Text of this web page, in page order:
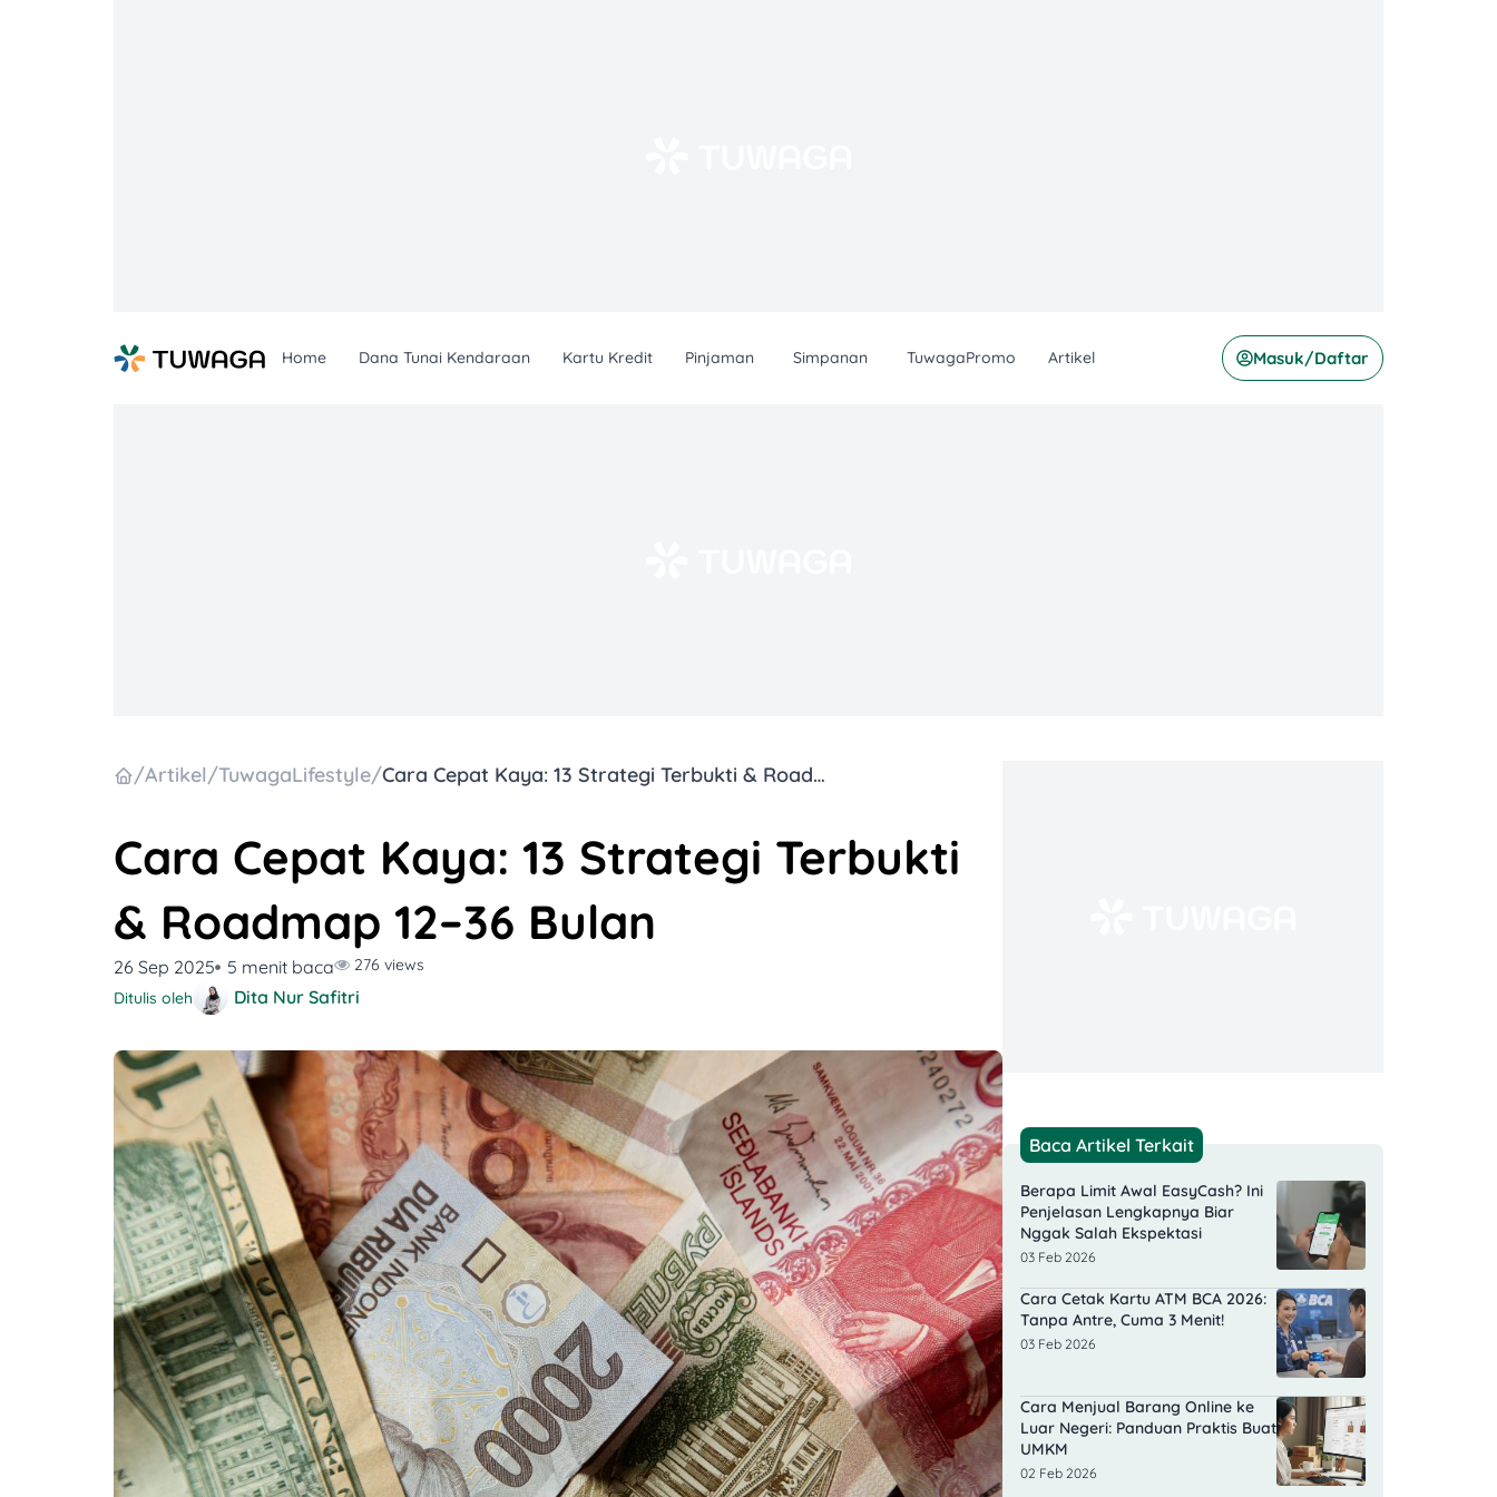
Home Dana Tunai Kendaraan Kartu Kredit Pinjaman Simpanan TuwagaPromo Artikel Masuk/Daftar
/Artikel/TuwagaLifestyle/ Cara Cepat Kaya: 13 Strategi Terbukti & Roadmap 12–36 Bulan
Cara Cepat Kaya: 13 Strategi Terbukti
& Roadmap 12–36 Bulan
26 Sep 2025 5 menit baca
276 views
Ditulis oleh
Dita Nur Safitri
Baca Artikel Terkait
Berapa Limit Awal EasyCash? Ini
Penjelasan Lengkapnya Biar
Nggak Salah Ekspektasi
03 Feb 2026
Cara Cetak Kartu ATM BCA 2026:
Tanpa Antre, Cuma 3 Menit!
03 Feb 2026
Cara Menjual Barang Online ke
Luar Negeri: Panduan Praktis Buat
UMKM
02 Feb 2026